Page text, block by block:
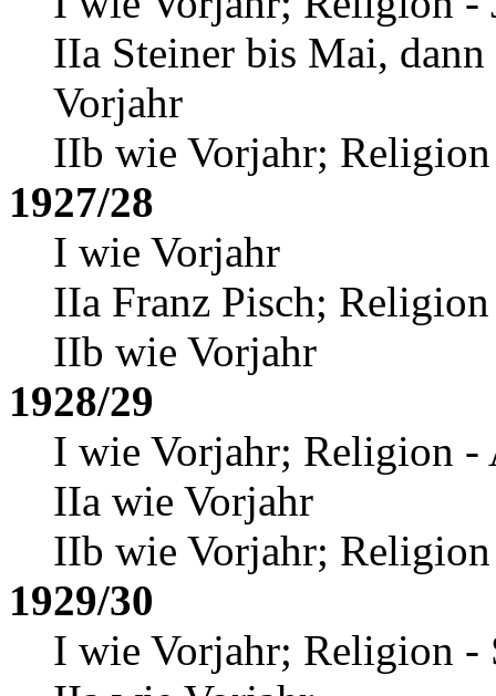
IIa Steiner bis Mai, dann
Vorjahr
IIb wie Vorjahr;
1927/28
I wie Vorjahr
IIa Franz Pisch;
IIb wie Vorjahr
1928/29
I wie Vorjahr; Religion
IIa wie Vorjahr
IIb wie Vorjahr;
1929/30
I wie Vorjahr; Religion -